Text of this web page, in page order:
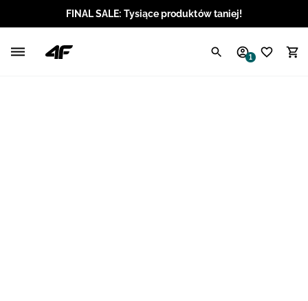
FINAL SALE: Tysiące produktów taniej!
1